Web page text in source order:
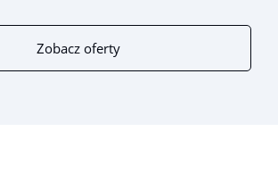
Zobacz oferty